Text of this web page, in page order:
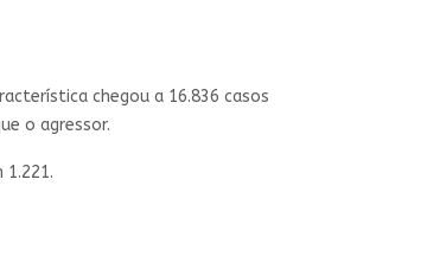
chegou a 16.836 casos
o agressor.